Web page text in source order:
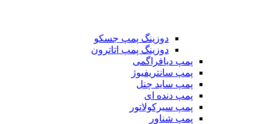
دوزینگ پمپ جسکو
دوزینگ پمپ اتاترون
پمپ دیافراگمی
پمپ سانتریفیوژ
پمپ ساید چنل
پمپ دنده ای
پمپ سیرکولاتور
پمپ شناور